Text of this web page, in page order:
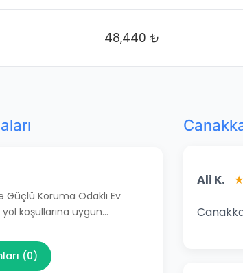
48,440 ₺
Güçlü Koruma Odaklı Ev
koşullarına uygun…
(0)
Ali K.